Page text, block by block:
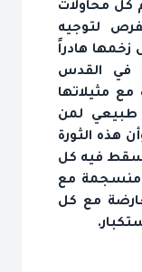
كل محاولات
لتوجيه
زخمها هادراً
في القدس
مثيلاتها
طبيعي لمن
هذه الثورة
تسقط فيه كل
منسجمة مع
مع كل